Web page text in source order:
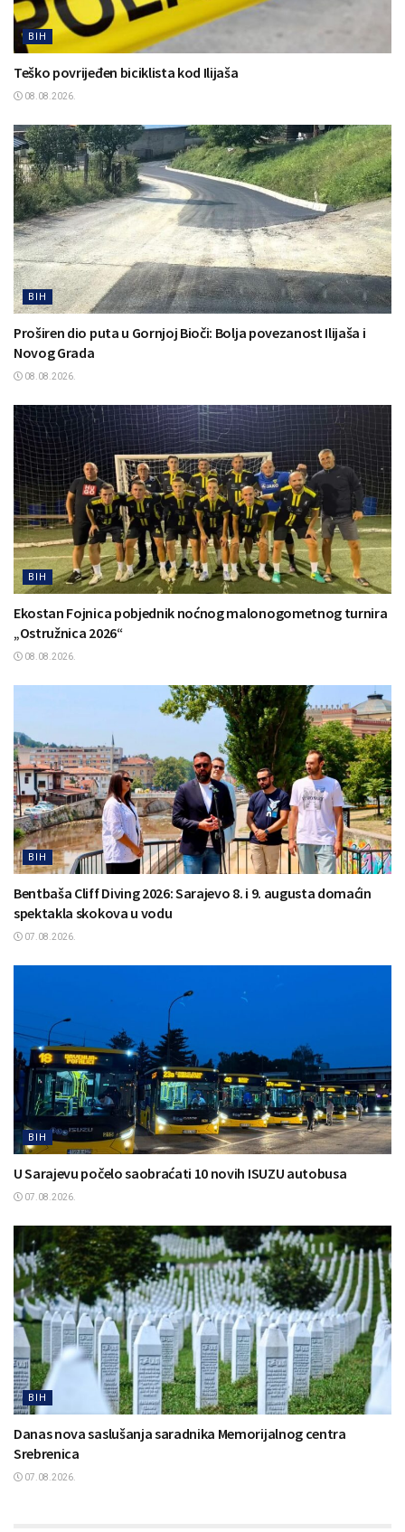
BIH
Teško povrijeđen biciklista kod Ilijaša
08.08.2026.
BIH
Proširen dio puta u Gornjoj Bioči: Bolja povezanost Ilijaša i
Novog Grada
08.08.2026.
BIH
Ekostan Fojnica pobjednik noćnog malonogometnog turnira
„Ostružnica 2026“
08.08.2026.
BIH
Bentbaša Cliff Diving 2026: Sarajevo 8. i 9. augusta domaćin
spektakla skokova u vodu
07.08.2026.
BIH
U Sarajevu počelo saobraćati 10 novih ISUZU autobusa
07.08.2026.
BIH
Danas nova saslušanja saradnika Memorijalnog centra
Srebrenica
07.08.2026.